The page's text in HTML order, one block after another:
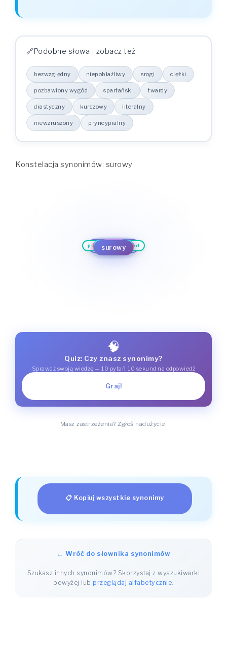
Podobne słowa - zobacz też
bezwzględny niepobłażliwy srogi ciężki
pozbawiony wygód spartański twardy
drastyczny kurczowy literalny
niewzruszony pryncypialny
Konstelacja synonimów: surowy
surowy
bezwzględny
niepobłażliwy
srogi
ciężki
pozbawiony wygód
spartański
twardy
drastyczny
kurczowy
🧠
Quiz: Czy znasz synonimy?
Sprawdź swoją wiedzę — 10 pytań, 10 sekund na odpowiedź
Graj!
Masz zastrzeżenia? Zgłoś nadużycie.
📋 Kopiuj wszystkie synonimy
← Wróć do słownika synonimów
Szukasz innych synonimów? Skorzystaj z wyszukiwarki
powyżej lubprzeglądaj alfabetycznie